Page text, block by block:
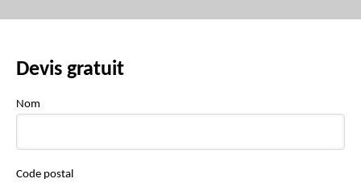
Devis gratuit
Nom
Code postal